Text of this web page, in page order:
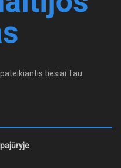
tiesiai Tau